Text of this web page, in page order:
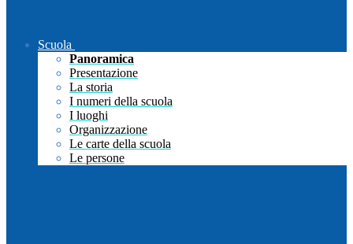
Scuola
Panoramica
Presentazione
La storia
I numeri della scuola
I luoghi
Organizzazione
Le carte della scuola
Le persone